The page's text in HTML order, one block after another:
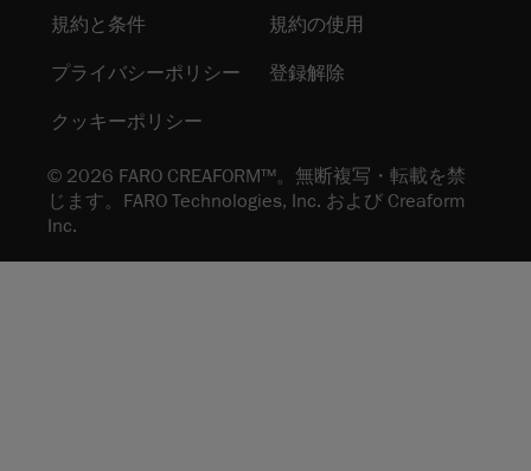
© 2026 FARO CREAFORM™。無断複写・転載を禁
じます。FARO Technologies, Inc. および Creaform
Inc.
規約と条件 規約の使用
プライバシーポリシー 登録解除
クッキーポリシー